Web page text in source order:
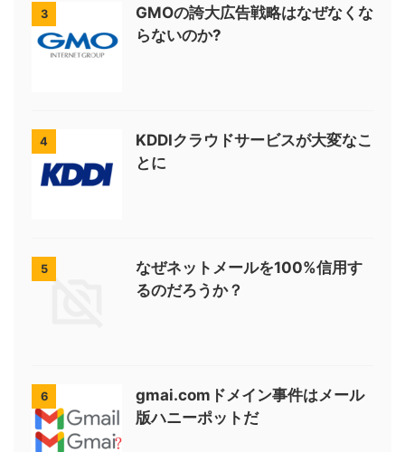
3
GMOの誇大広告戦略はなぜなくな
らないのか?
4
KDDIクラウドサービスが大変なこ
とに
5
なぜネットメールを100%信用す
るのだろうか？
6
gmai.comドメイン事件はメール
版ハニーポットだ